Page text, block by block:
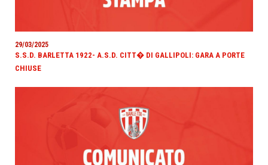
29/03/2025
S.S.D. BARLETTA 1922- A.S.D. CITT� DI GALLIPOLI: GARA A PORTE
CHIUSE